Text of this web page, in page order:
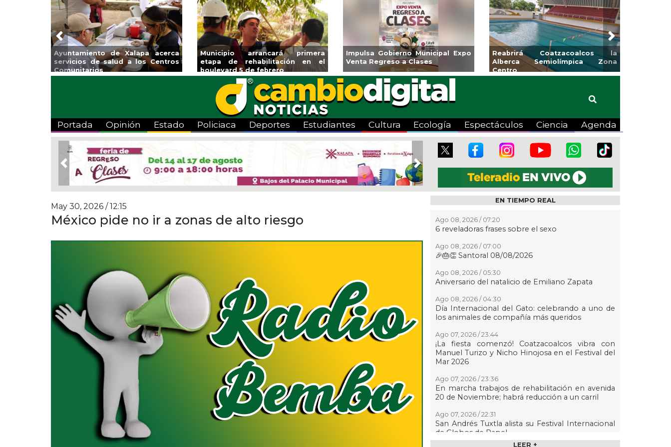
Ayuntamiento de Xalapa acerca
servicios de salud a los Centros
Comunitarios
Municipio arrancará primera
etapa de rehabilitación en el
boulevard 5 de febrero
Impulsa Gobierno Municipal Expo
Venta Regreso a Clases
Reabrirá Coatzacoalcos la
Alberca Semiolímpica Zona
Centro
Previous Next
Portada Opinión Estado Policiaca Deportes Estudiantes Cultura Ecología Espectáculos Ciencia Agenda
Previous Next
May 30, 2026 / 12:15
México pide no ir a zonas de alto riesgo
EN TIEMPO REAL
Ago 08, 2026 / 07:20
6 reveladoras frases sobre el sexo
Ago 08, 2026 / 07:00
🎉🎂👏 Santoral 08/08/2026
Ago 08, 2026 / 05:30
Aniversario del natalicio de Emiliano Zapata
Ago 08, 2026 / 04:30
Día Internacional del Gato: celebrando a uno de
los animales de compañía más queridos
Ago 07, 2026 / 23:44
¡La fiesta comenzó! Coatzacoalcos vibra con
Manuel Turizo y Nicho Hinojosa en el Festival del
Mar 2026
Ago 07, 2026 / 23:36
En marcha trabajos de rehabilitación en avenida
20 de Noviembre; habrá reducción a un carril
Ago 07, 2026 / 22:31
San Andrés Tuxtla alista su Festival Internacional
de Globos de Papel
LEER +